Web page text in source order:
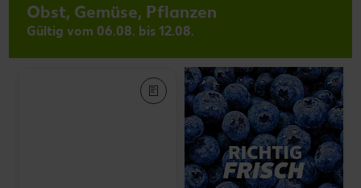
Obst, Gemüse, Pflanzen
Gültig vom 06.08. bis 12.08.